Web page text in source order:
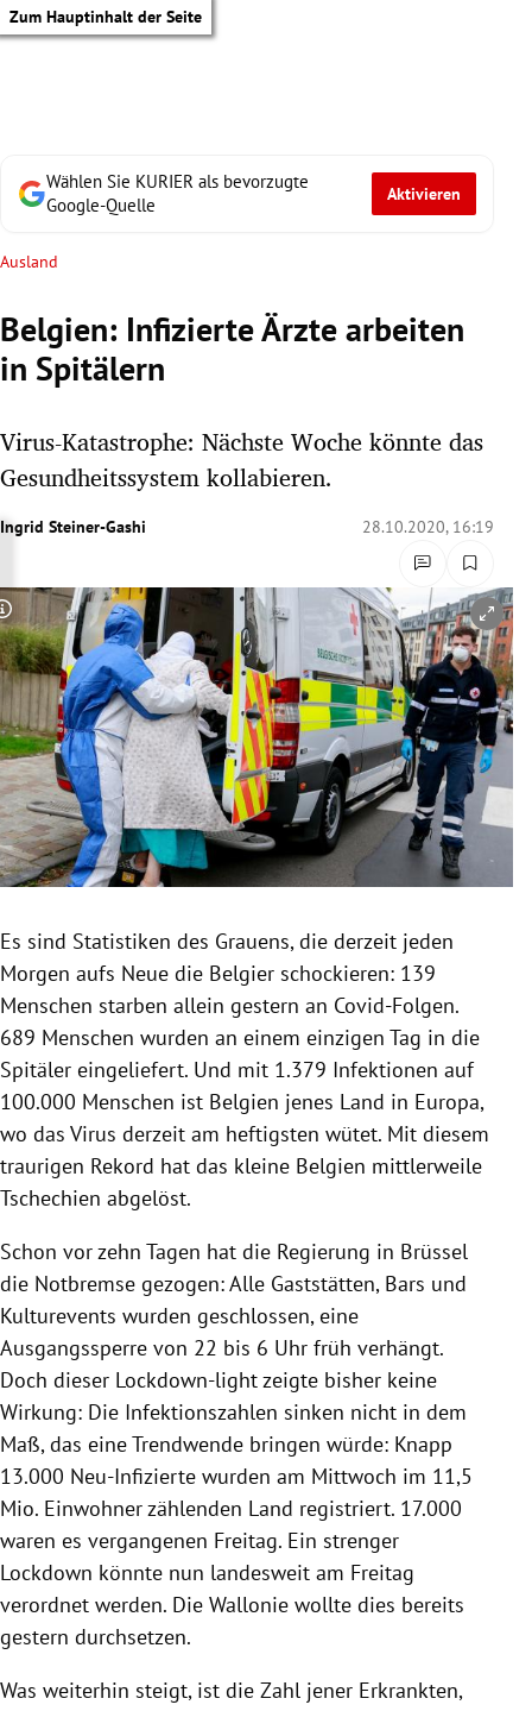
Zum Hauptinhalt der Seite
Untermenü
Untermenü
Untermenü
Untermenü
Untermenü
Untermenü
Untermenü
Wählen Sie KURIER als bevorzugte
Google-Quelle
Aktivieren
Ausland
Belgien: Infizierte Ärzte arbeiten
in Spitälern
Virus-Katastrophe: Nächste Woche könnte das
Gesundheitssystem kollabieren.
Ingrid Steiner-Gashi 28.10.2020, 16:19
Copyright-Hinweis öffnen/schließen
Es sind Statistiken des Grauens, die derzeit jeden
Morgen aufs Neue die Belgier schockieren: 139
Menschen starben allein gestern an Covid-Folgen.
689 Menschen wurden an einem einzigen Tag in die
Spitäler eingeliefert. Und mit 1.379 Infektionen auf
100.000 Menschen ist Belgien jenes Land in Europa,
wo das Virus derzeit am heftigsten wütet. Mit diesem
traurigen Rekord hat das kleine Belgien mittlerweile
Tschechien abgelöst.
Schon vor zehn Tagen hat die Regierung in Brüssel
die Notbremse gezogen: Alle Gaststätten, Bars und
Kulturevents wurden geschlossen, eine
Ausgangssperre von 22 bis 6 Uhr früh verhängt.
Doch dieser Lockdown-light zeigte bisher keine
Wirkung: Die Infektionszahlen sinken nicht in dem
Maß, das eine Trendwende bringen würde: Knapp
13.000 Neu-Infizierte wurden am Mittwoch im 11,5
Mio. Einwohner zählenden Land registriert. 17.000
waren es vergangenen Freitag. Ein strenger
Lockdown könnte nun landesweit am Freitag
verordnet werden. Die Wallonie wollte dies bereits
gestern durchsetzen.
Was weiterhin steigt, ist die Zahl jener Erkrankten,